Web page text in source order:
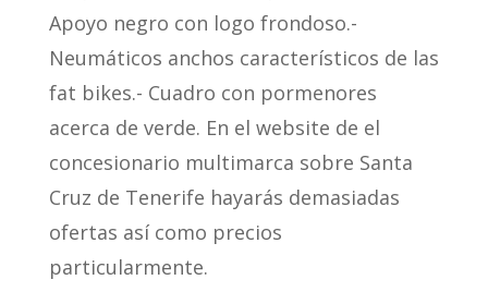
Apoyo negro con logo frondoso.-
Neumáticos anchos característicos de las
fat bikes.- Cuadro con pormenores
acerca de verde. En el website de el
concesionario multimarca sobre Santa
Cruz de Tenerife hayarás demasiadas
ofertas así­ como precios
particularmente.